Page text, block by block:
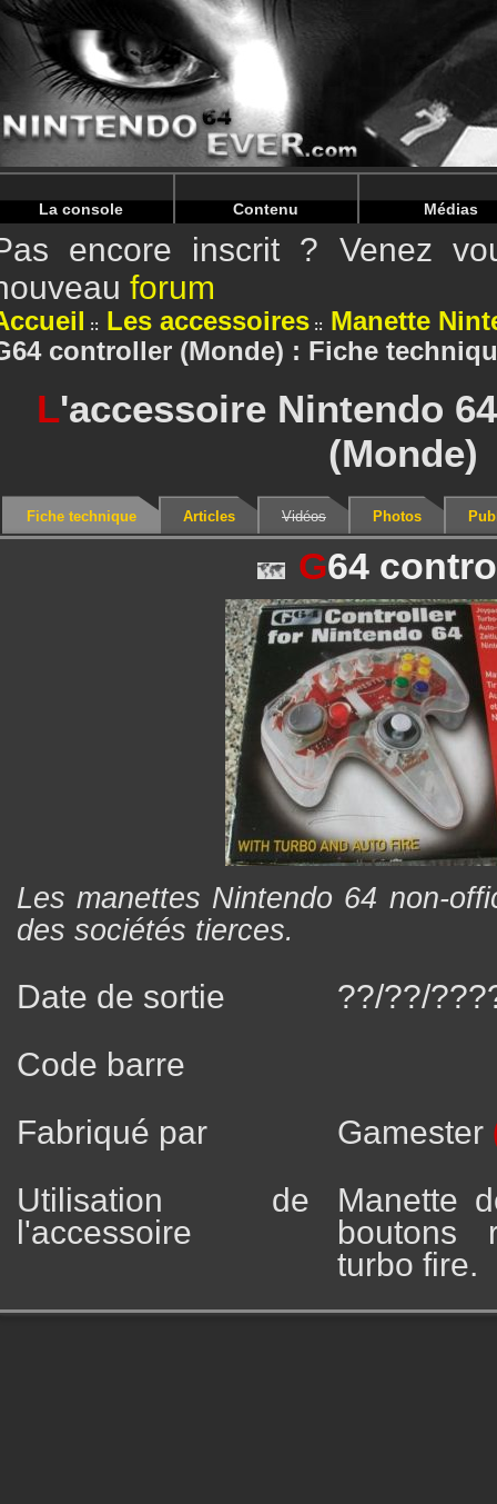
Warning: Undefined array key "HTTP_REFERER" in /
Warning: Undefined array key "HTTP_REFERER" in /
La console Contenu Médias
encore inscrit ? Venez
forum
Les accessoires
Manette
controller (Monde) : Fiche
L'accessoire Nintendo
(Monde)
Fiche technique Articles Vidéos Photos
G64
Les manettes Nintendo 64 non-
des sociétés tierces.
Date de sortie
??/??/
Code barre
Fabriqué par
Gamester
Utilisation de
l'accessoire
Manette
boutons
turbo fire.